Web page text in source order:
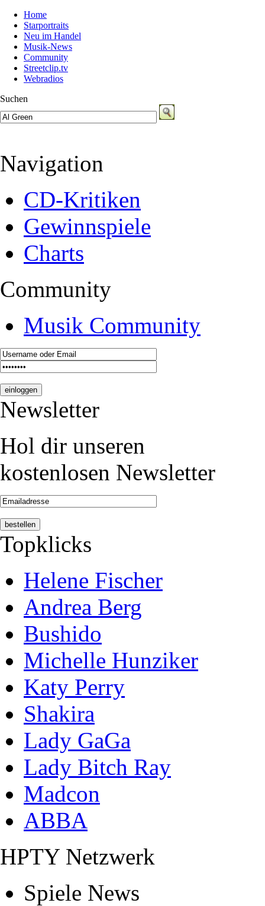
Home
Starportraits
Neu im Handel
Musik-News
Community
Streetclip.tv
Webradios
Suchen
Navigation
CD-Kritiken
Gewinnspiele
Charts
Community
Musik Community
Newsletter
Hol dir unseren
kostenlosen Newsletter
Topklicks
Helene Fischer
Andrea Berg
Bushido
Michelle Hunziker
Katy Perry
Shakira
Lady GaGa
Lady Bitch Ray
Madcon
ABBA
HPTY Netzwerk
Spiele News